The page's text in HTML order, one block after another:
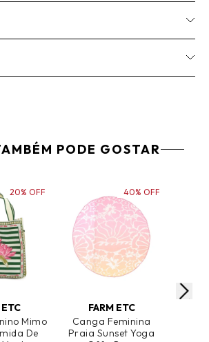
PODE GOSTAR
ETC
Mimo
De
20% OFF
FARM ETC
Canga Feminina
Praia Sunset Yoga
40% OFF